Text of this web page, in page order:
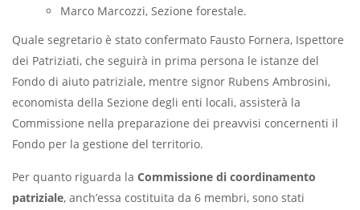
Marco Marcozzi, Sezione forestale.
Quale segretario è stato confermato Fausto Fornera, Ispettore
dei Patriziati, che seguirà in prima persona le istanze del
Fondo di aiuto patriziale, mentre signor Rubens Ambrosini,
economista della Sezione degli enti locali, assisterà la
Commissione nella preparazione dei preavvisi concernenti il
Fondo per la gestione del territorio.
Per quanto riguarda la Commissione di coordinamento
patriziale, anch’essa costituita da 6 membri, sono stati